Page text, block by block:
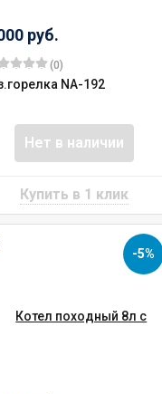
руб.
(0)
NA-192
Нет в наличии
-5%